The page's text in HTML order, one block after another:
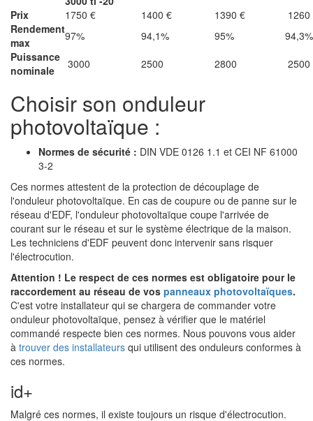
Prix
1750 € 1400 € 1390 €
1260
Rendement
max
97% 94,1% 95%
94,3%
Puissance
nominale
3000 2500 2800 2500
Choisir son onduleur
photovoltaïque :
Normes de sécurité : DIN VDE 0126 1.1 et CEI NF 61000
3-2
Ces normes attestent de la protection de découplage de
l'onduleur photovoltaïque. En cas de coupure ou de panne sur le
réseau d'EDF, l'onduleur photovoltaïque coupe l'arrivée de
courant sur le réseau et sur le système électrique de la maison.
Les techniciens d'EDF peuvent donc intervenir sans risquer
l'électrocution.
Attention ! Le respect de ces normes est obligatoire pour le
raccordement au réseau de vos panneaux photovoltaïques.
C'est votre installateur qui se chargera de commander votre
onduleur photovoltaïque, pensez à vérifier que le matériel
commandé respecte bien ces normes. Nous pouvons vous aider
à trouver des installateurs qui utilisent des onduleurs conformes à
ces normes.
id+
Malgré ces normes, il existe toujours un risque d'électrocution.